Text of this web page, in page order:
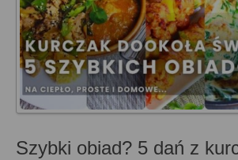
Szybki obiad? 5 dań z